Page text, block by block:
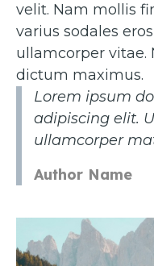
velit. Nam mollis
varius sodales
ullamcorper vitae.
dictum maximus.
Lorem ipsum
adipiscing elit.
ullamcorper
Author Name